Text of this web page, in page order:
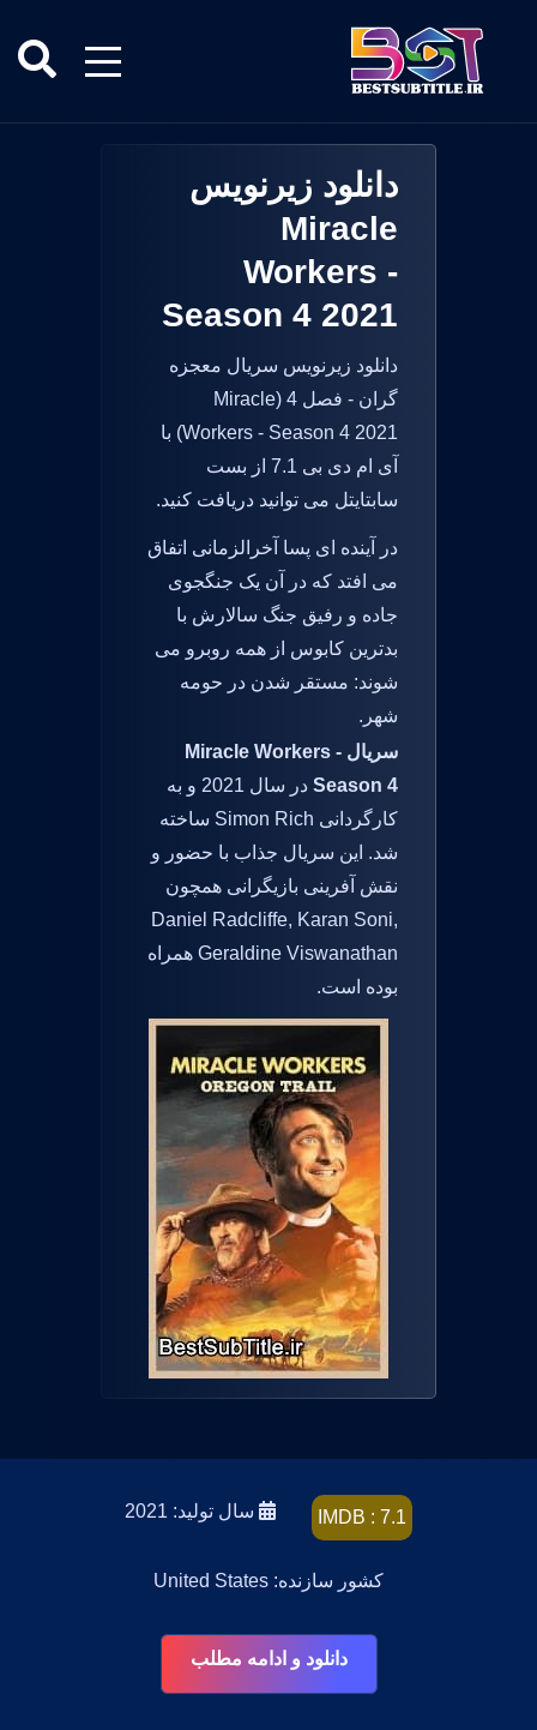
دانلود زیرنویس
Miracle
Workers -
Season 4 2021
دانلود زیرنویس سریال معجزه
گران - فصل 4 (Miracle
Workers - Season 4 2021) با
آی ام دی بی 7.1 از بست
سابتایتل می توانید دریافت کنید.
در آینده ای پسا آخرالزمانی اتفاق
می افتد که در آن یک جنگجوی
جاده و رفیق جنگ سالارش با
بدترین کابوس از همه روبرو می
شوند: مستقر شدن در حومه
شهر.
سریال Miracle Workers -
Season 4
در سال 2021 و به
کارگردانی Simon Rich ساخته
شد. این سریال جذاب با حضور و
نقش آفرینی بازیگرانی همچون
Daniel Radcliffe, Karan Soni,
Geraldine Viswanathan همراه
بوده است.
IMDB : 7.1 سال تولید: 2021
کشور سازنده: United States
دانلود و ادامه مطلب